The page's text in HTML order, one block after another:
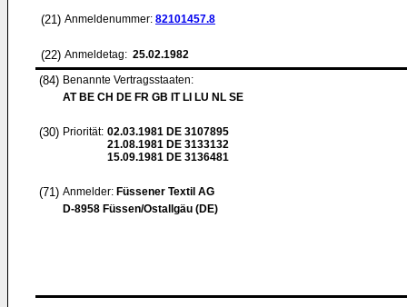
(21) Anmeldenummer: 82101457.8
(22) Anmeldetag: 25.02.1982
(84) Benannte Vertragsstaaten:
AT BE CH DE FR GB IT LI LU NL SE
(30) Priorität: 02.03.1981 DE 3107895
21.08.1981 DE 3133132
15.09.1981 DE 3136481
(71) Anmelder: Füssener Textil AG
D-8958 Füssen/Ostallgäu (DE)